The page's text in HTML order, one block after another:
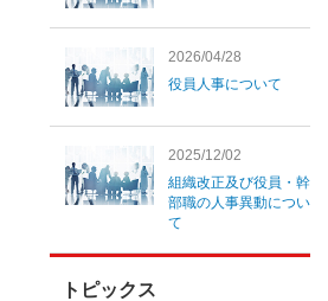
2026/04/28
役員人事について
2025/12/02
組織改正及び役員・幹
部職の人事異動につい
て
トピックス